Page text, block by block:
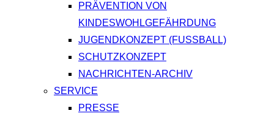
PRÄVENTION VON
KINDESWOHLGEFÄHRDUNG
JUGENDKONZEPT (FUSSBALL)
SCHUTZKONZEPT
NACHRICHTEN-ARCHIV
SERVICE
PRESSE